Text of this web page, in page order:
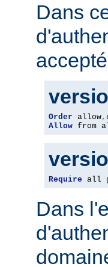
Dans
Order allow,
Allow from
Require all
Dans